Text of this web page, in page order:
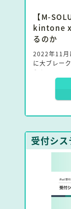
【M-
kintone x
るのか
2022年11月
に大ブレー
えた。
そんな中、
務改善プラ
今回の対談
のビジネス
草学氏とサ
受付シス